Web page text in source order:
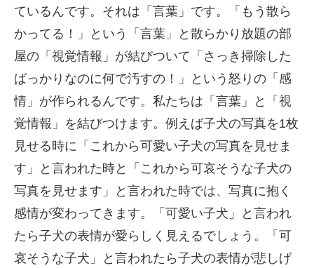
ているんです。それは「言葉」です。「もう散ら
かってる！」という「言葉」と散らかり放題の部
屋の「視覚情報」が結びついて「さっき掃除した
ばっかりなのに何で汚すの！」という怒りの「感
情」が作られるんです。私たちは「言葉」と「視
覚情報」を結びつけます。例えば子犬の写真を1枚
見せる時に「これから可愛い子犬の写真を見せま
す」と言われた時と「これから可哀そうな子犬の
写真を見せます」と言われた時では、写真に抱く
感情が変わってきます。「可愛い子犬」と言われ
たら子犬の表情が愛らしく見えるでしょう。「可
哀そうな子犬」と言われたら子犬の表情が悲しげ